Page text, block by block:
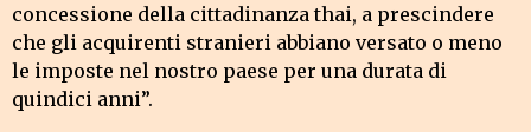
concessione della cittadinanza thai, a prescindere
che gli acquirenti stranieri abbiano versato o meno
le imposte nel nostro paese per una durata di
quindici anni”.